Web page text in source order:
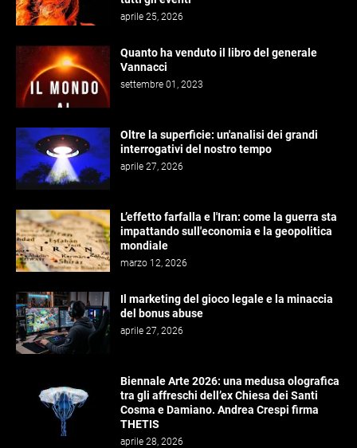
aprile 25, 2026
Quanto ha venduto il libro del generale
Vannacci
settembre 01, 2023
Oltre la superficie: un'analisi dei grandi
interrogativi del nostro tempo
aprile 27, 2026
L’effetto farfalla e l'Iran: come la guerra sta
impattando sull'economia e la geopolitica
mondiale
marzo 12, 2026
Il marketing del gioco legale e la minaccia
del bonus abuse
aprile 27, 2026
Biennale Arte 2026: una medusa olografica
tra gli affreschi dell’ex Chiesa dei Santi
Cosma e Damiano. Andrea Crespi firma
THETIS
aprile 28, 2026